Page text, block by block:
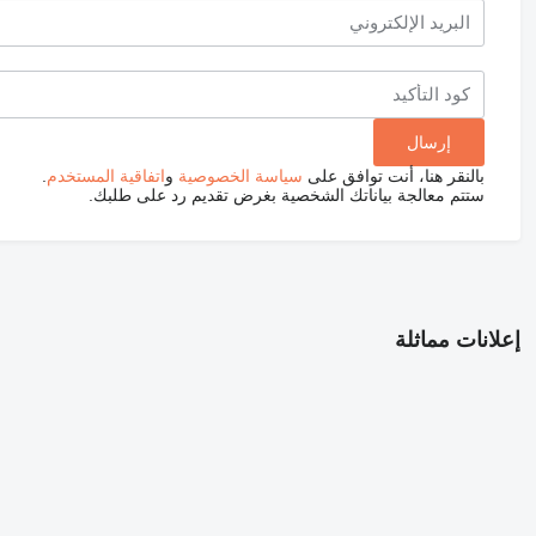
بالنقر هنا، أنت توافق على سياسة الخصوصية واتفاقية المستخدم
ستتم معالجة بياناتك الشخصية بغرض تقديم رد على طلبك.
إعلانات مماثلة